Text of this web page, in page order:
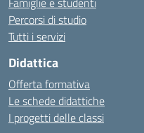
Percorsi di studio
Tutti i servizi
Didattica
Offerta formativa
Le schede didattiche
I progetti delle classi